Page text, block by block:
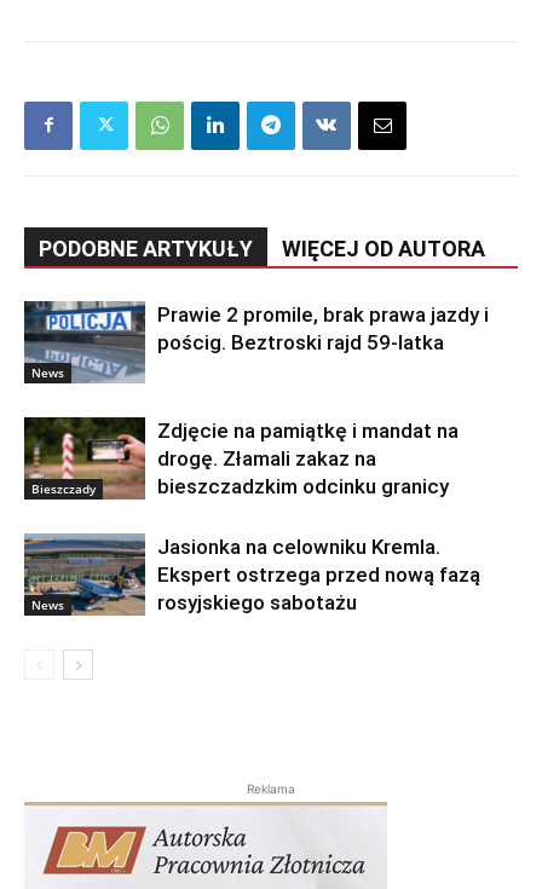
PODOBNE ARTYKUŁY WIĘCEJ OD AUTORA
News
Prawie 2 promile, brak prawa jazdy i
pościg. Beztroski rajd 59-latka
Bieszczady
Zdjęcie na pamiątkę i mandat na
drogę. Złamali zakaz na
bieszczadzkim odcinku granicy
News
Jasionka na celowniku Kremla.
Ekspert ostrzega przed nową fazą
rosyjskiego sabotażu
Reklama